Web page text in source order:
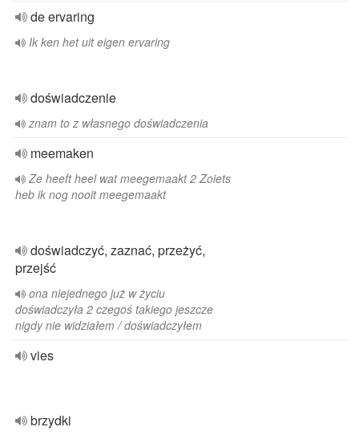
de ervaring
Ik ken het uit eigen ervaring
doświadczenie
znam to z własnego doświadczenia
meemaken
Ze heeft heel wat meegemaakt 2 Zoiets
heb ik nog nooit meegemaakt
doświadczyć, zaznać, przeżyć,
przejść
ona niejednego już w życiu
doświadczyła 2 czegoś takiego jeszcze
nigdy nie widziałem / doświadczyłem
vies
brzydki